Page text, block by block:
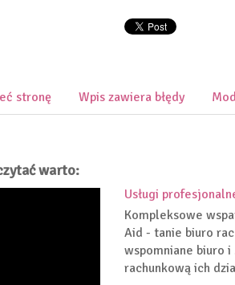
stronę Wpis zawiera błędy
warto:
Usługi
Kompleksowe
Aid - tanie biuro
wspomniane biuro
rachunkową ich